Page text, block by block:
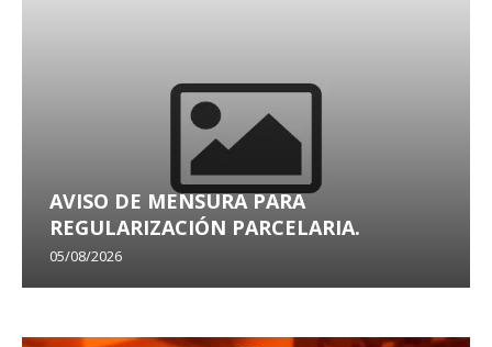
AVISO DE MENSURA PARA
REGULARIZACIÓN PARCELARIA.
05/08/2026